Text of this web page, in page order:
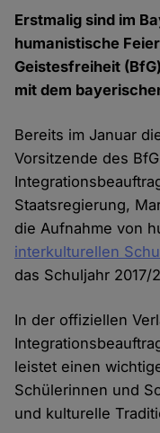
Erstmalig sind im
humanistische
Geistesfreiheit
mit dem
Bereits im Januar
Vorsitzende des
Staatsregierung,
die Aufnahme von
interkulturellen
das Schuljahr 2017/
In der offiziellen
leistet einen
Schülerinnen und
und kulturelle